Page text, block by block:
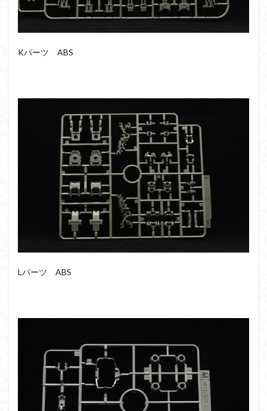
Kパーツ ABS
Lパーツ ABS